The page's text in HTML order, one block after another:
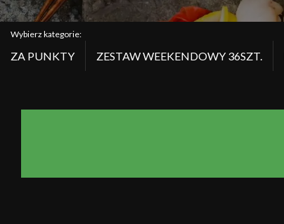
Wybierz kategorie:
ZA PUNKTY ZESTAW WEEKENDOWY 36SZT.